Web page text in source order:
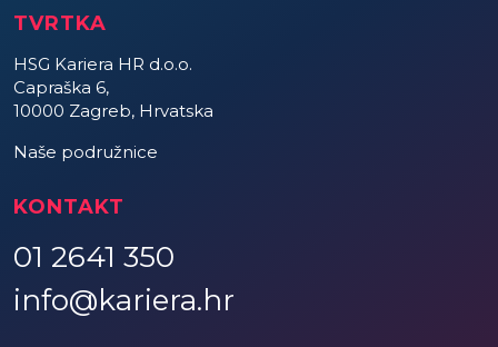
TVRTKA
HSG Kariera HR d.o.o.
Capraška 6,
10000 Zagreb, Hrvatska
Naše podružnice
KONTAKT
01 2641 350
info@kariera.hr